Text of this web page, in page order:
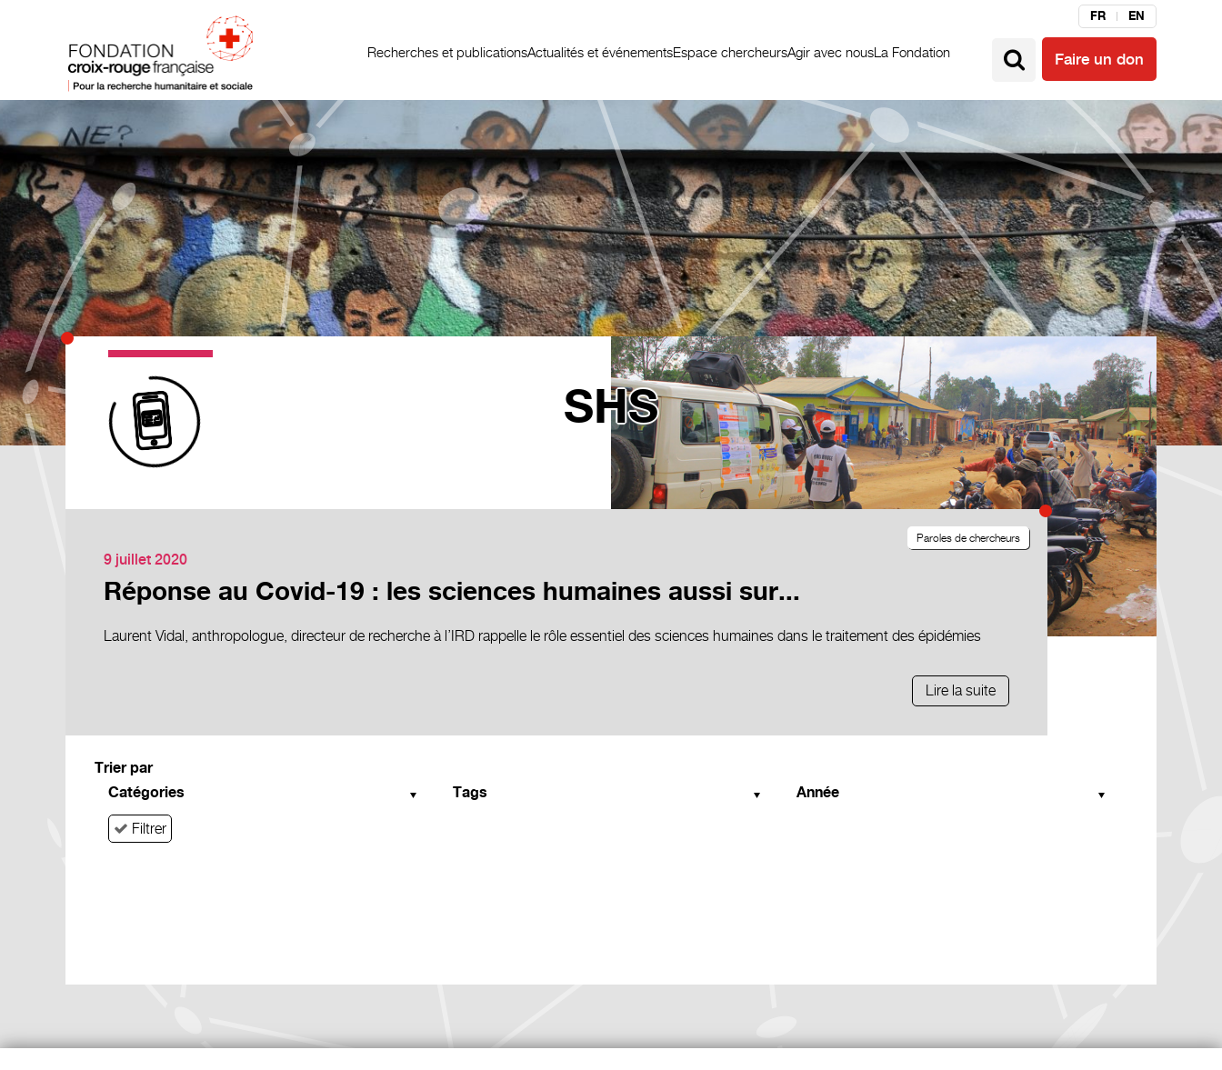
FR EN
Recherches et publicationsActualités et événementsEspace chercheursAgir avec nousLa Fondation Faire un don
SHS
9 juillet 2020
Réponse au Covid-19 : les sciences humaines aussi sur...
Paroles de chercheurs
Laurent Vidal, anthropologue, directeur de recherche à l’IRD rappelle le rôle essentiel des sciences humaines dans le traitement des épidémies
Lire la suite
Trier par
Catégories
Tags Année
Filtrer